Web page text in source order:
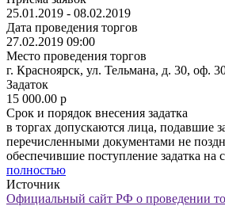
25.01.2019 - 08.02.2019
Дата проведения торгов
27.02.2019 09:00
Место проведения торгов
г. Красноярск, ул. Тельмана, д. 30, оф.
Задаток
15 000.00 p
Срок и порядок внесения задатка
в торгах допускаются лица, подавшие
перечисленными документами не
обеспечившие поступление задатка на
полностью
Источник
Официальный сайт РФ о проведении